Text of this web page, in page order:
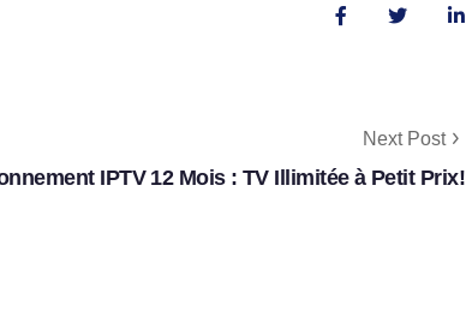
Next Post
IPTV 12 Mois : TV Illimitée à Petit Prix!